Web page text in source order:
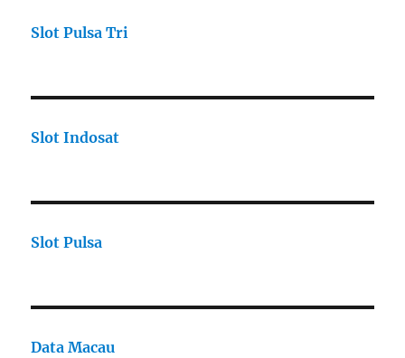
Slot Pulsa Tri
Slot Indosat
Slot Pulsa
Data Macau